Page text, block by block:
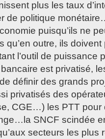
plus les taux
de politique
puisqu’ils ne
qu’en outre, ils
l’outil de puissance
est privatisé,
définir des grands
privatisés des
CGE…) les PTT pour
SNCF scindée
secteurs les plus